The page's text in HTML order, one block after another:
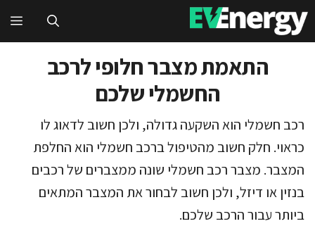
לדלג
לתוכן
התאמת מצבר חלופי לרכב
החשמלי שלכם
רכב חשמלי הוא השקעה גדולה, ולכן חשוב לדאוג לו
כראוי. חלק חשוב מהטיפול ברכב חשמלי הוא החלפת
המצבר. מצבר רכב חשמלי שונה ממצברים של רכבים
בנזין או דיזל, ולכן חשוב לבחור את המצבר המתאים
ביותר עבור הרכב שלכם.